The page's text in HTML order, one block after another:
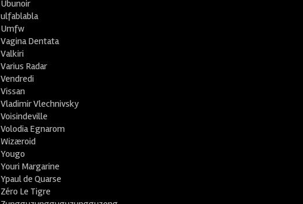
Ubunoir
ulfablabla
Umfw
Vagina Dentata
Valkiri
Varius Radar
Vendredi
Vissan
Vladimir Vlechnivsky
Voisindeville
Volodia Egnarom
Wizæroid
Yougo
Youri Margarine
Ypaul de Quarse
Zéro Le Tigre